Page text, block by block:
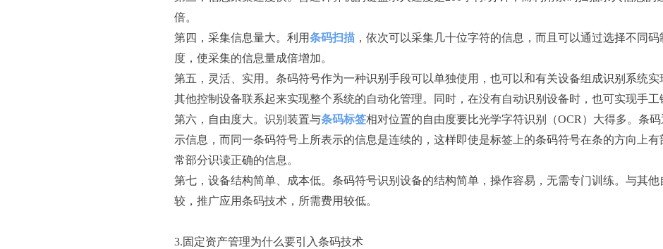
倍。
第四，采集信息量大。利用条码扫描 ，依次可以采集几十位字符的信息，而且可以通过选择不同
度，使采集的信息量成倍增加。
第五，灵活、实用。条码符号作为一种识别手段可以单独使用，也可以和有关设备组成识别系统
其他控制设备联系起来实现整个系统的自动化管理。同时，在没有自动识别设备时，也可实现手工
第六，自由度大。识别装置与条码标签相对位置的自由度要比光学字符识别（OCR）大得多。条
示信息，而同一条码符号上所表示的信息是连续的，这样即使是标签上的条码符号在条的方向上
常部分识读正确的信息。
第七，设备结构简单、成本低。条码符号识别设备的结构简单，操作容易，无需专门训练。与其
较，推广应用条码技术，所需费用较低。
3.固定资产管理为什么要引入条码技术